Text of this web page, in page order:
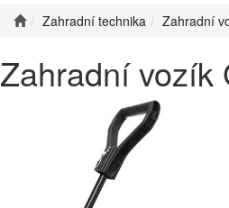
Zahradní technika Zahradní
Zahradní vozík